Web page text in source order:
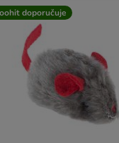
doporučuje